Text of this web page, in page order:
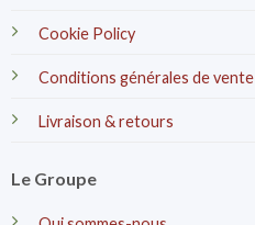
Cookie Policy
Conditions générales de vente
Livraison & retours
Le Groupe